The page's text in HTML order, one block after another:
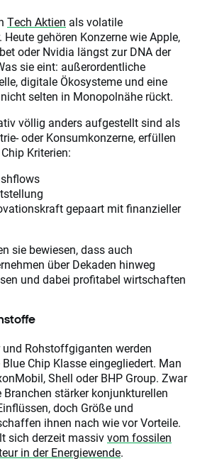
Tech Aktien als volatile
gehören Konzerne wie Apple,
oder Nvidia längst zur DNA der
sie eint: außerordentliche
digitale Ökosysteme und eine
selten in Monopolnähe rückt.
völlig anders aufgestellt sind als
oder Konsumkonzerne, erfüllen
Kriterien:
gepaart mit finanzieller
sie bewiesen, dass auch
über Dekaden hinweg
und dabei profitabel wirtschaften
und Rohstoffgiganten werden
Chip Klasse eingegliedert. Man
Shell oder BHP Group. Zwar
Branchen stärker konjunkturellen
doch Größe und
ihnen nach wie vor Vorteile.
sich derzeit massivvom fossilen
in der Energiewende.